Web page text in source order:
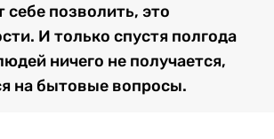
позволить, это
И только спустя полгода
ничего не получается,
на бытовые вопросы.